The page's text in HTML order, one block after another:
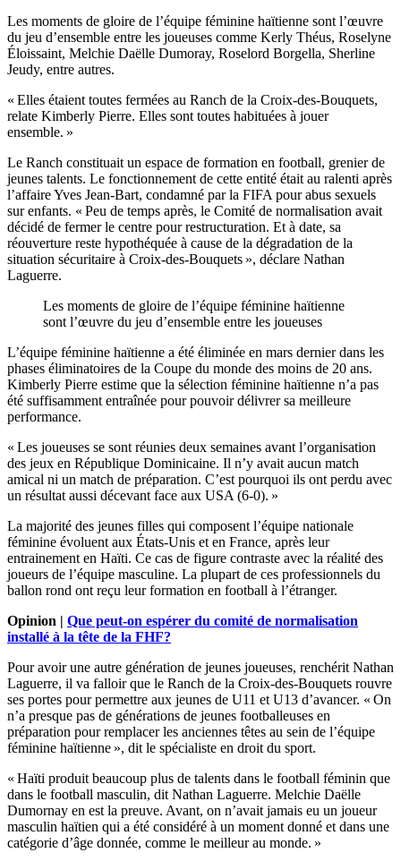
Les moments de gloire de l’équipe féminine haïtienne sont l’œuvre
du jeu d’ensemble entre les joueuses comme Kerly Théus, Roselyne
Éloissaint, Melchie Daëlle Dumoray, Roselord Borgella, Sherline
Jeudy, entre autres.
« Elles étaient toutes fermées au Ranch de la Croix-des-Bouquets,
relate Kimberly Pierre. Elles sont toutes habituées à jouer
ensemble. »
Le Ranch constituait un espace de formation en football, grenier de
jeunes talents. Le fonctionnement de cette entité était au ralenti après
l’affaire Yves Jean-Bart, condamné par la FIFA pour abus sexuels
sur enfants. « Peu de temps après, le Comité de normalisation avait
décidé de fermer le centre pour restructuration. Et à date, sa
réouverture reste hypothéquée à cause de la dégradation de la
situation sécuritaire à Croix-des-Bouquets », déclare Nathan
Laguerre.
Les moments de gloire de l’équipe féminine haïtienne
sont l’œuvre du jeu d’ensemble entre les joueuses
L’équipe féminine haïtienne a été éliminée en mars dernier dans les
phases éliminatoires de la Coupe du monde des moins de 20 ans.
Kimberly Pierre estime que la sélection féminine haïtienne n’a pas
été suffisamment entraînée pour pouvoir délivrer sa meilleure
performance.
« Les joueuses se sont réunies deux semaines avant l’organisation
des jeux en République Dominicaine. Il n’y avait aucun match
amical ni un match de préparation. C’est pourquoi ils ont perdu avec
un résultat aussi décevant face aux USA (6-0). »
La majorité des jeunes filles qui composent l’équipe nationale
féminine évoluent aux États-Unis et en France, après leur
entrainement en Haïti. Ce cas de figure contraste avec la réalité des
joueurs de l’équipe masculine. La plupart de ces professionnels du
ballon rond ont reçu leur formation en football à l’étranger.
Opinion | Que peut-on espérer du comité de normalisation
installé à la tête de la FHF?
Pour avoir une autre génération de jeunes joueuses, renchérit Nathan
Laguerre, il va falloir que le Ranch de la Croix-des-Bouquets rouvre
ses portes pour permettre aux jeunes de U11 et U13 d’avancer. « On
n’a presque pas de générations de jeunes footballeuses en
préparation pour remplacer les anciennes têtes au sein de l’équipe
féminine haïtienne », dit le spécialiste en droit du sport.
« Haïti produit beaucoup plus de talents dans le football féminin que
dans le football masculin, dit Nathan Laguerre. Melchie Daëlle
Dumornay en est la preuve. Avant, on n’avait jamais eu un joueur
masculin haïtien qui a été considéré à un moment donné et dans une
catégorie d’âge donnée, comme le meilleur au monde. »